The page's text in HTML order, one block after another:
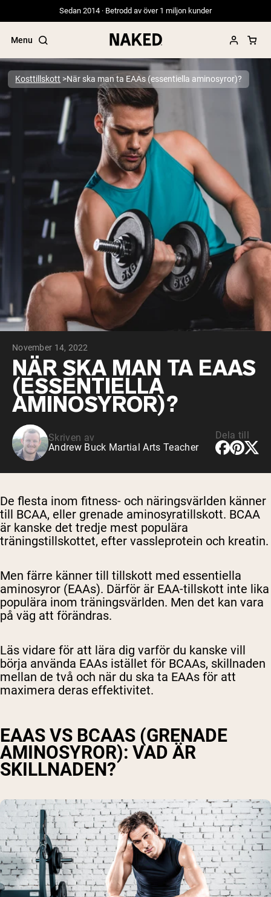
Sedan 2014 · Betrodd av över 1 miljon kunder
Menu
Populära söktermer
”Protein Powder“
”Vegan protein“
”Collagen“
”Micellar Casein“
PROTEIN POWDERSBest Seller
Gräsbetat vassleprotein
Vassleisolat från gräsbetande djur
Getproteinpulver från get
Micellärt kasein
Mass Gainer
Proteinkaffe
Shop All Protein Powders
VEGAN PROTEIN
Ärtprotein
Jordnötssmör
Fröproteinpulver
Ekologiskt risprotein
Proteindrinkar
Kosttillskott När ska man ta EAAs (essentiella aminosyror)?
November 14, 2022
NÄR SKA MAN TA EAAS
(ESSENTIELLA
AMINOSYROR)?
Skriven av
Andrew Buck Martial Arts Teacher
Dela till
De flesta inom fitness- och näringsvärlden känner
till BCAA, eller grenade aminosyratillskott. BCAA
är kanske det tredje mest populära
träningstillskottet, efter vassleprotein och kreatin.
Men färre känner till tillskott med essentiella
aminosyror (EAAs). Därför är EAA-tillskott inte lika
populära inom träningsvärlden. Men det kan vara
på väg att förändras.
Läs vidare för att lära dig varför du kanske vill
börja använda EAAs istället för BCAAs, skillnaden
mellan de två och när du ska ta EAAs för att
maximera deras effektivitet.
EAAS VS BCAAS (GRENADE
AMINOSYROR): VAD ÄR
SKILLNADEN?